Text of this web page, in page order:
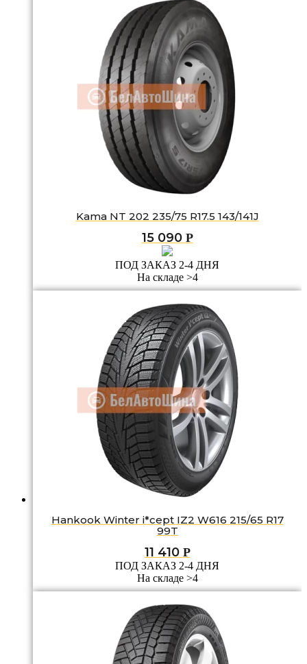
Kama NT 202 235/75 R17.5 143/141J
15 090 Р
ПОД ЗАКАЗ 2-4 ДНЯ
На складе >4
Hankook Winter i*cept IZ2 W616 215/65 R17
99T
11 410 Р
ПОД ЗАКАЗ 2-4 ДНЯ
На складе >4